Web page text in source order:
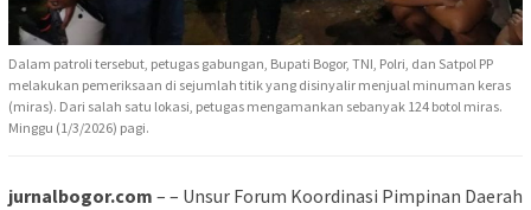
Dalam patroli tersebut, petugas gabungan, Bupati Bogor, TNI, Polri, dan Satpol PP
melakukan pemeriksaan di sejumlah titik yang disinyalir menjual minuman keras
(miras). Dari salah satu lokasi, petugas mengamankan sebanyak 124 botol miras.
Minggu (1/3/2026) pagi.
jurnalbogor.com – – Unsur Forum Koordinasi Pimpinan Daerah